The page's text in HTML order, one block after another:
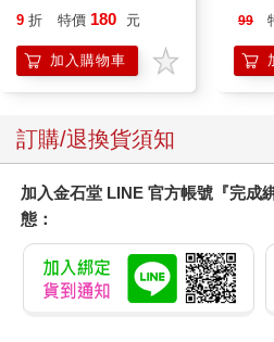
9 折 特價 180 元
加入購物車
99
訂購/退換貨須知
加入金石堂 LINE 官方帳號『完成
態：